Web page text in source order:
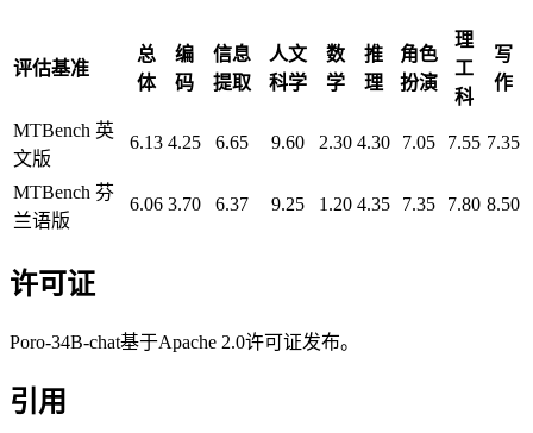
评估基准
总
体
编
码
信息
提取
人文
科学
数
学
推
理
角色
扮演
理
工
科
写
作
MTBench 英
文版
6.13 4.25 6.65 9.60 2.30 4.30 7.05 7.55 7.35
MTBench 芬
兰语版
6.06 3.70 6.37 9.25 1.20 4.35 7.35 7.80 8.50
许可证
Poro-34B-chat基于Apache 2.0许可证发布。
引用